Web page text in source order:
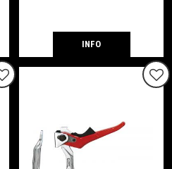
INFO
Lägg till i favoriter